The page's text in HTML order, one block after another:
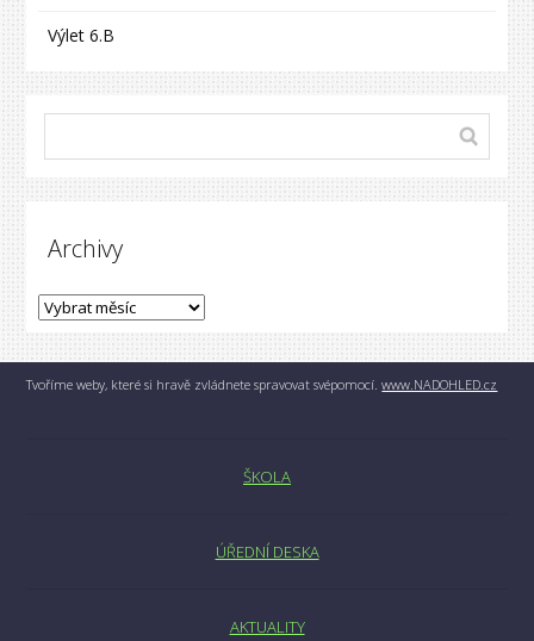
Výlet 6.B
Archivy
Tvoříme weby, které si hravě zvládnete spravovat svépomocí.www.NADOHLED.cz
ŠKOLA
ÚŘEDNÍ DESKA
AKTUALITY